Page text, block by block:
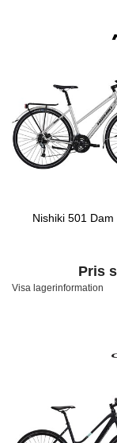
Nishiki 501 Dam
Pris
Visa lagerinformation